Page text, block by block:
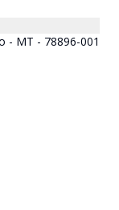
- MT - 78896-001